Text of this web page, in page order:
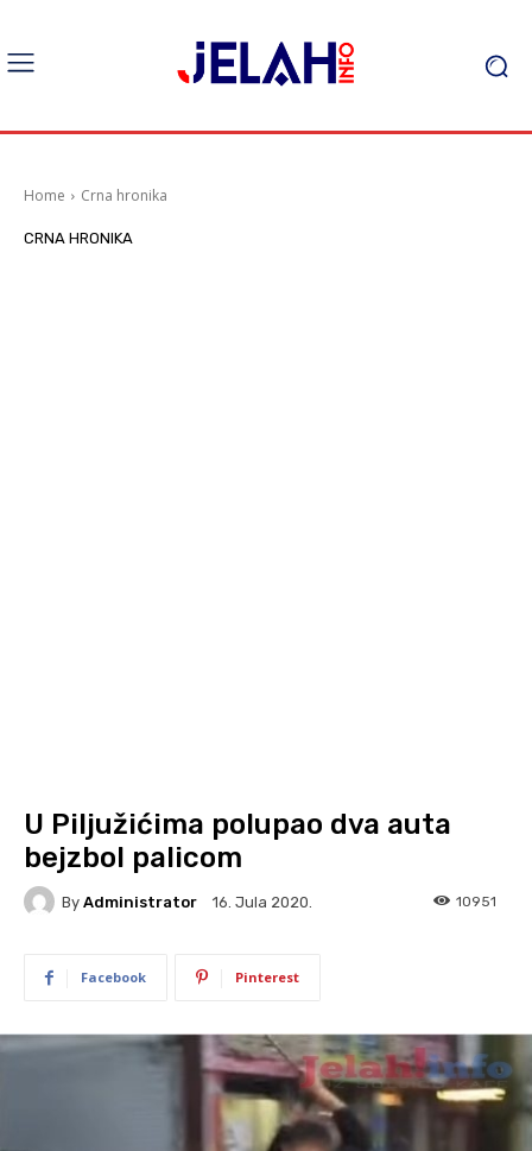
Home Crna hronika
CRNA HRONIKA
U Piljužićima polupao dva auta
bejzbol palicom
By Administrator 16. Jula 2020. 10951
Facebook Pinterest